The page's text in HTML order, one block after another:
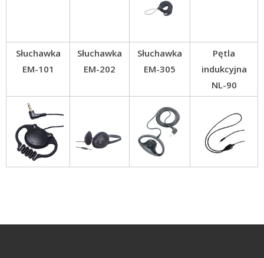
Słuchawka
EM-101
Słuchawka
EM-202
Słuchawka
EM-305
Pętla
indukcyjna
NL-90